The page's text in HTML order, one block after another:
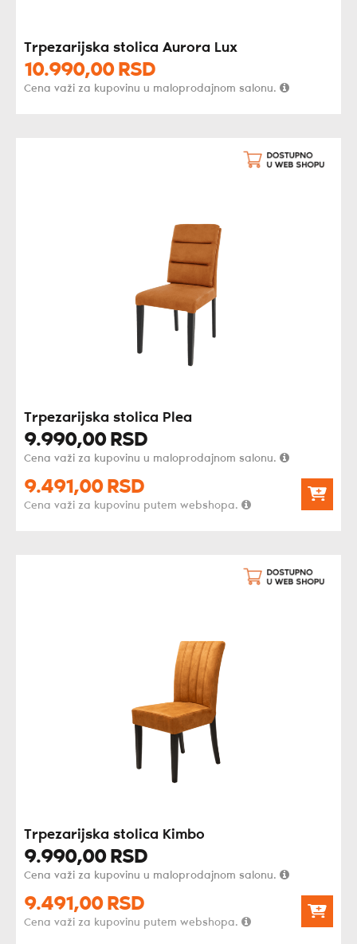
Trpezarijska stolica Aurora Lux
10.990,00 RSD
Cena važi za kupovinu u maloprodajnom salonu.
Trpezarijska stolica Plea
9.990,00 RSD
Cena važi za kupovinu u maloprodajnom salonu.
9.491,00 RSD
Cena važi za kupovinu putem webshopa.
Trpezarijska stolica Kimbo
9.990,00 RSD
Cena važi za kupovinu u maloprodajnom salonu.
9.491,00 RSD
Cena važi za kupovinu putem webshopa.